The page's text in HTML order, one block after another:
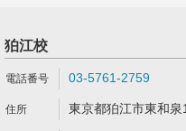
狛江校
03-5761-2759
東京都狛江市東和